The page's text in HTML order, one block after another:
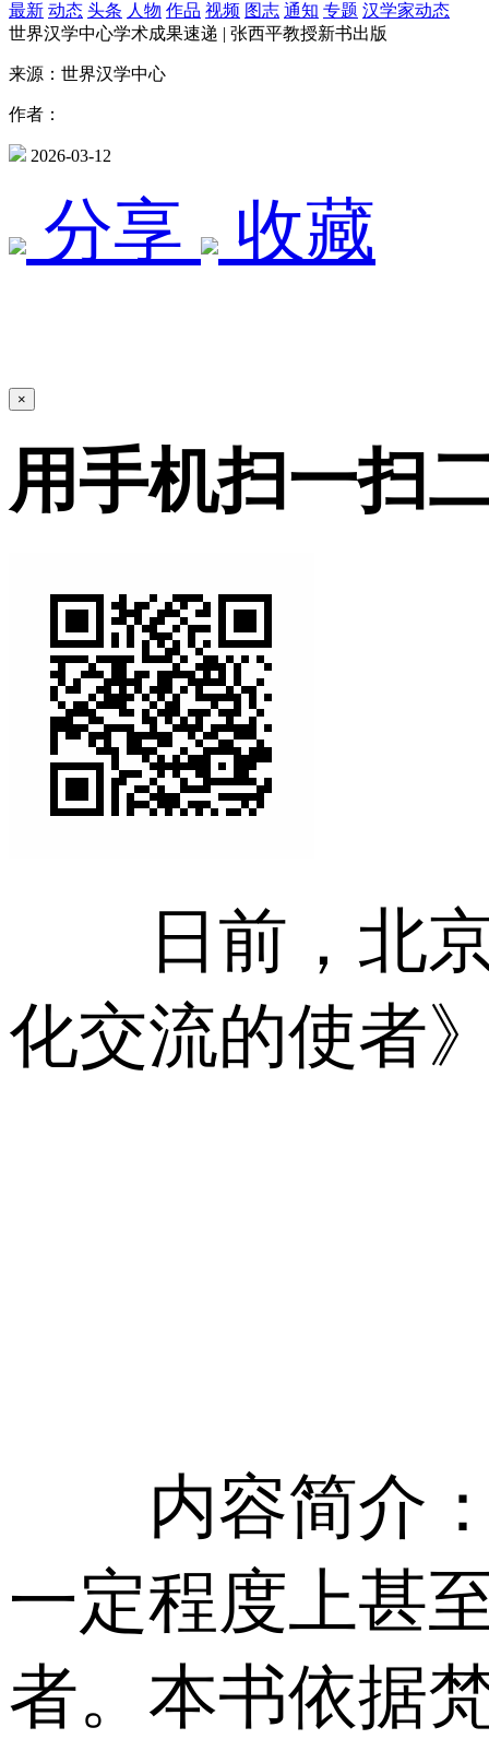
最新 动态 头条 人物 作品 视频 图志 通知 专题 汉学家动态
世界汉学中心学术成果速递 | 张西平教授新书出版
来源：世界汉学中心
作者：
2026-03-12
分享 收藏
×
用手机扫一扫
日前，北京
化交流的使者
内容简介：
一定程度上甚
者。本书依据